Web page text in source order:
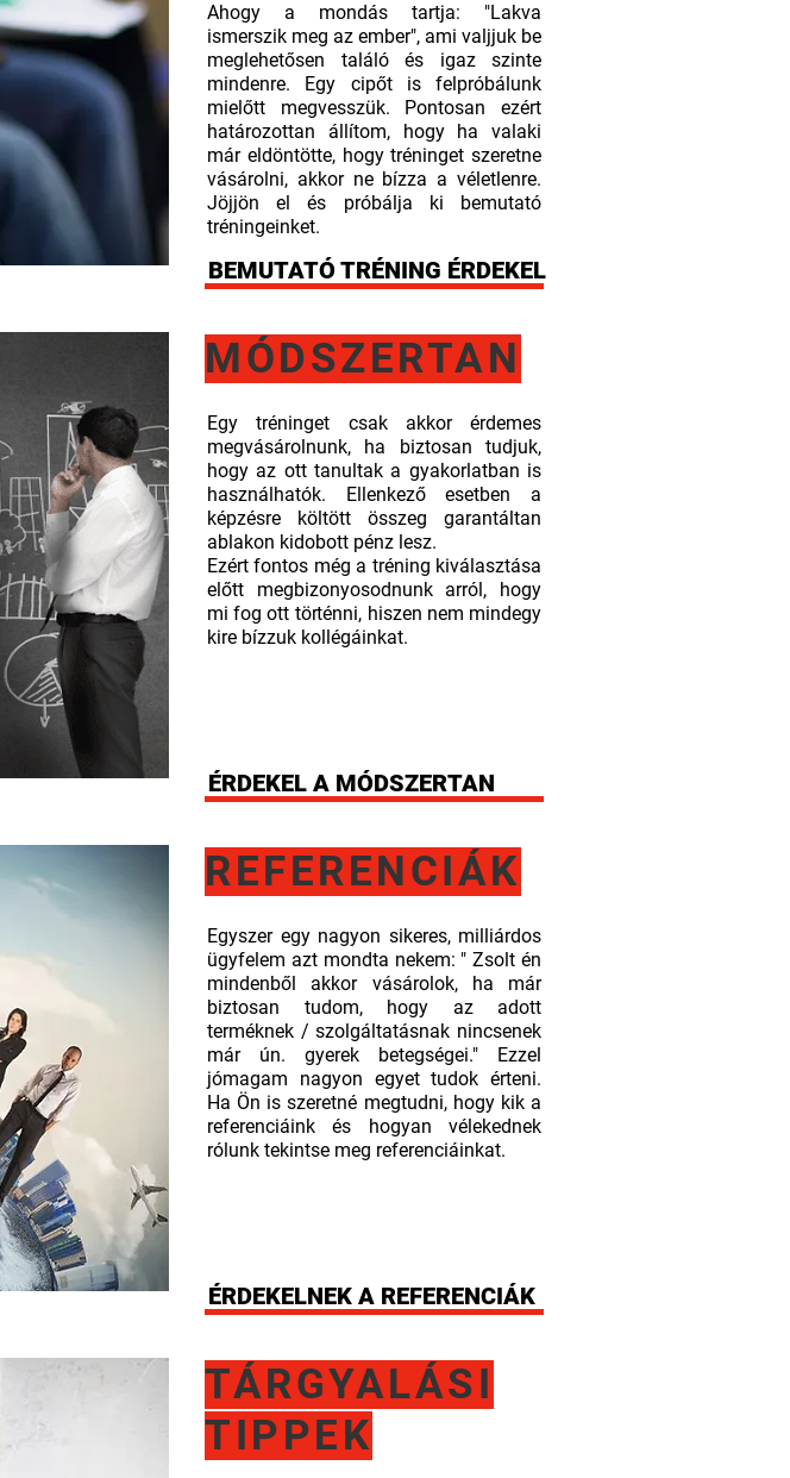
Ahogy a mondás tartja: "Lakva
ismerszik meg az ember", ami valjjuk be
meglehetősen találó és igaz szinte
mindenre. Egy cipőt is felpróbálunk
mielőtt megvesszük. Pontosan ezért
határozottan állítom, hogy ha valaki
már eldöntötte, hogy tréninget szeretne
vásárolni, akkor ne bízza a véletlenre.
Jöjjön el és próbálja ki bemutató
tréningeinket.
BEMUTATÓ TRÉNING ÉRDEKEL
MÓDSZERTAN
Egy tréninget csak akkor érdemes
megvásárolnunk, ha biztosan tudjuk,
hogy az ott tanultak a gyakorlatban is
használhatók. Ellenkező esetben a
képzésre költött összeg garantáltan
ablakon kidobott pénz lesz.
Ezért fontos még a tréning kiválasztása
előtt megbizonyosodnunk arról, hogy
mi fog ott történni, hiszen nem mindegy
kire bízzuk kollégáinkat.
ÉRDEKEL A MÓDSZERTAN
REFERENCIÁK
Egyszer egy nagyon sikeres, milliárdos
ügyfelem azt mondta nekem: " Zsolt én
mindenből akkor vásárolok, ha már
biztosan tudom, hogy az adott
terméknek / szolgáltatásnak nincsenek
már ún. gyerek betegségei." Ezzel
jómagam nagyon egyet tudok érteni.
Ha Ön is szeretné megtudni, hogy kik a
referenciáink és hogyan vélekednek
rólunk tekintse meg referenciáinkat.
ÉRDEKELNEK A REFERENCIÁK
TÁRGYALÁSI
TIPPEK